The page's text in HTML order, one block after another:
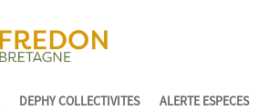
DEPHY COLLECTIVITES ALERTE ESPECES